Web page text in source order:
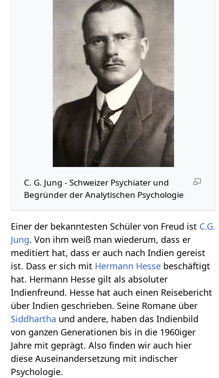
C. G. Jung - Schweizer Psychiater und
Begründer der Analytischen Psychologie
Einer der bekanntesten Schüler von Freud ist C.G.
Jung. Von ihm weiß man wiederum, dass er
meditiert hat, dass er auch nach Indien gereist
ist. Dass er sich mit Hermann Hesse beschäftigt
hat. Hermann Hesse gilt als absoluter
Indienfreund. Hesse hat auch einen Reisebericht
über Indien geschrieben. Seine Romane über
Siddhartha und andere, haben das Indienbild
von ganzen Generationen bis in die 1960iger
Jahre mit geprägt. Also finden wir auch hier
diese Auseinandersetzung mit indischer
Psychologie.